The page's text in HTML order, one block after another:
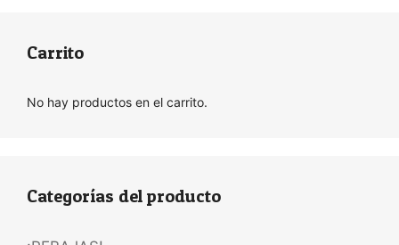
Carrito
No hay productos en el carrito.
Categorías del producto